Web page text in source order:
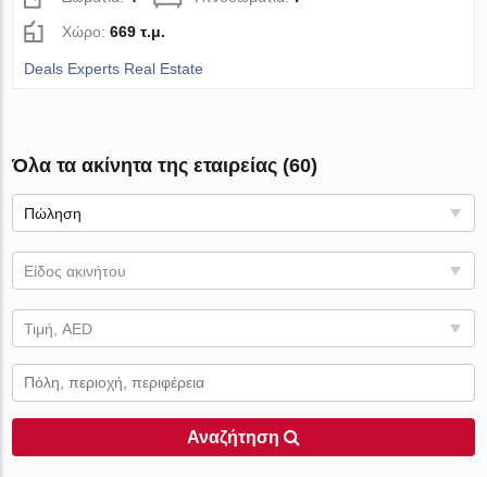
Χώρο:669 τ.μ.
Deals Experts Real Estate
Όλα τα ακίνητα της εταιρείας (60)
Πώληση
Είδος ακινήτου
Τιμή, AED
Αναζήτηση